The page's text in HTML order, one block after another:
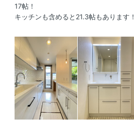
17帖！
キッチンも含めると21.3帖もあります！